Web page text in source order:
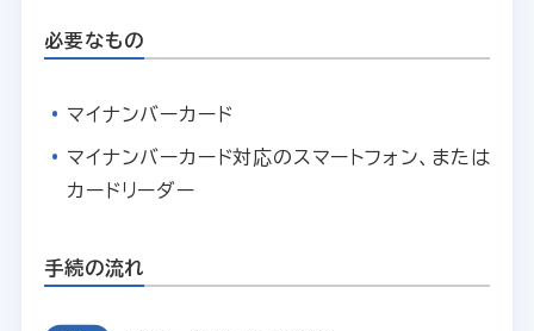
必要なもの
マイナンバーカード
マイナンバーカード対応のスマートフォン、または
カードリーダー
手続の流れ